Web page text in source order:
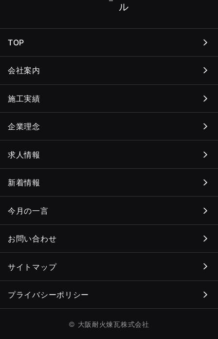
ル
TOP
会社案内
施工実績
企業理念
求人情報
新着情報
今月の一言
お問い合わせ
サイトマップ
プライバシーポリシー
© 大阪耐火煉瓦株式会社